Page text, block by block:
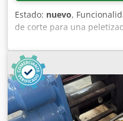
Estado: nuevo,
de corte para una
Dodopgulwjpfx Al Dsck
del rotor de corte: 200